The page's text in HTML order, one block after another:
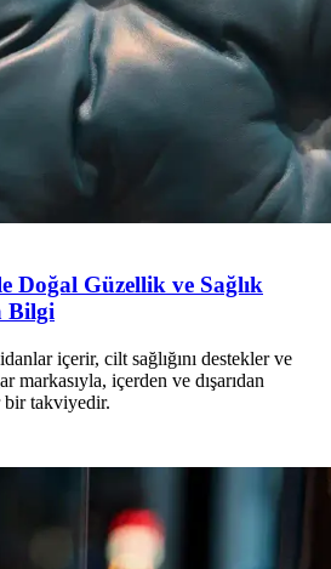
Doğal Güzellik ve Sağlık
Bilgi
içerir, cilt sağlığını destekler ve
markasıyla, içerden ve dışarıdan
bir takviyedir.